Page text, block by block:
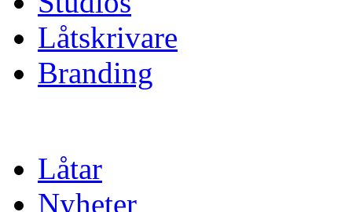
Låtskrivare
Branding
Låtar
Nyheter